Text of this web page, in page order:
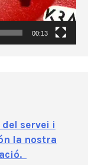
00:13
del servei i
la nostra